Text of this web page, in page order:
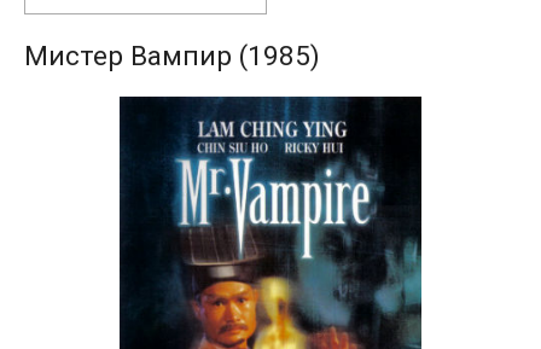
Мистер Вампир (1985)